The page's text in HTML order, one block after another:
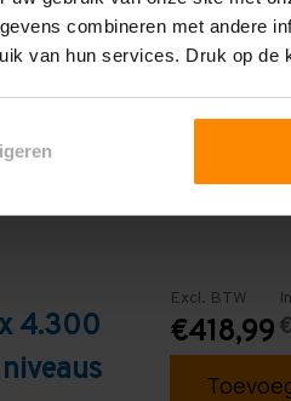
combineren met andere
van hun services. Druk op de
4.300
Excl. BTW
€418,99